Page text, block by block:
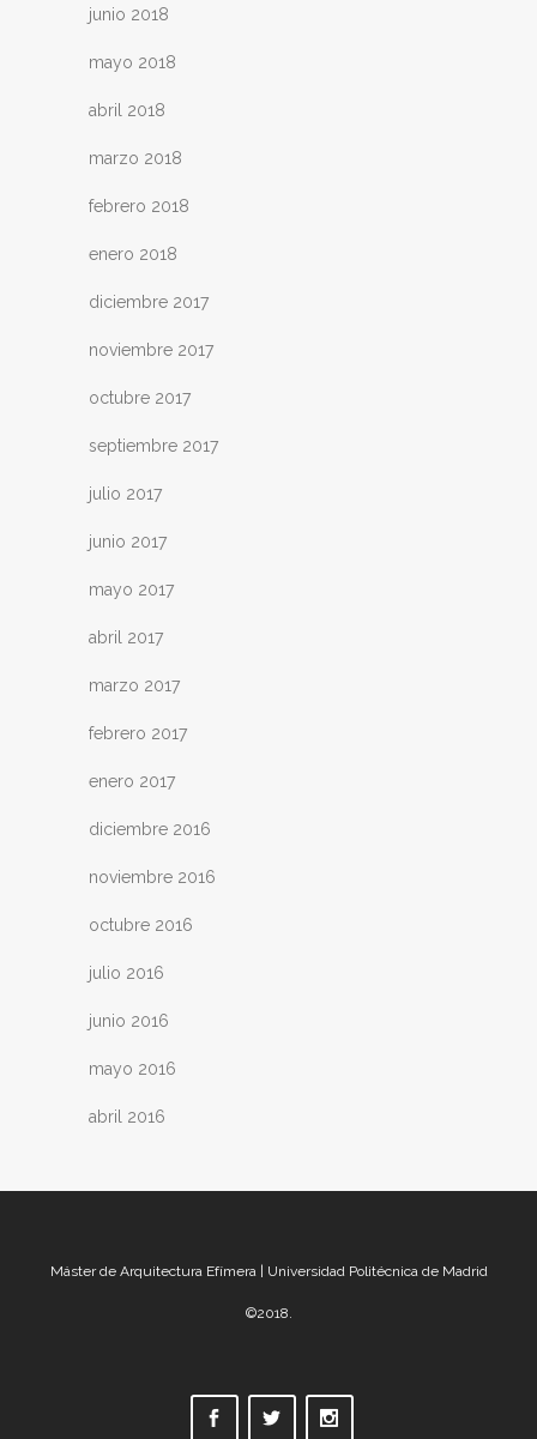
junio 2018
mayo 2018
abril 2018
marzo 2018
febrero 2018
enero 2018
diciembre 2017
noviembre 2017
octubre 2017
septiembre 2017
julio 2017
junio 2017
mayo 2017
abril 2017
marzo 2017
febrero 2017
enero 2017
diciembre 2016
noviembre 2016
octubre 2016
julio 2016
junio 2016
mayo 2016
abril 2016
Máster de Arquitectura Efímera | Universidad Politécnica de Madrid
©2018.